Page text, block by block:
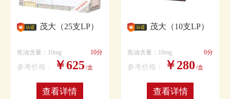
茂大（25支LP）
焦油含量：10mg 10分
参考价格： ￥625 /盒
查看详情
茂大（10支LP）
焦油含量：10mg 0分
参考价格： ￥280 /盒
查看详情